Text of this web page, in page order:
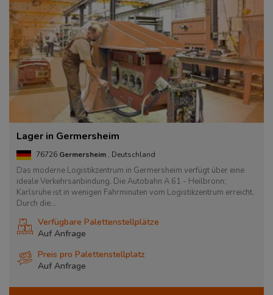
Lager in Germersheim
76726 Germersheim , Deutschland
Das moderne Logistikzentrum in Germersheim verfügt über eine
ideale Verkehrsanbindung. Die Autobahn A 61 - Heilbronn;
Karlsruhe ist in wenigen Fahrminuten vom Logistikzentrum erreicht.
Durch die...
Verfügbare Palettenstellplätze
Auf Anfrage
Preis pro Palettenstellplatz
Auf Anfrage